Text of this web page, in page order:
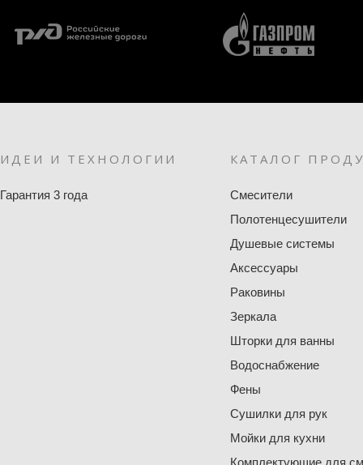
ИДЕИ И ТЕХНОЛОГИИ
Гарантия 3 года
КАТАЛОГ
Смесители
Полотенцесушители
Душевые системы
Аксессуары
Раковины
Зеркала
Шторки для ванны
Водоснабжение
Фены
Сушилки для рук
Мойки для кухни
Комплектующие для